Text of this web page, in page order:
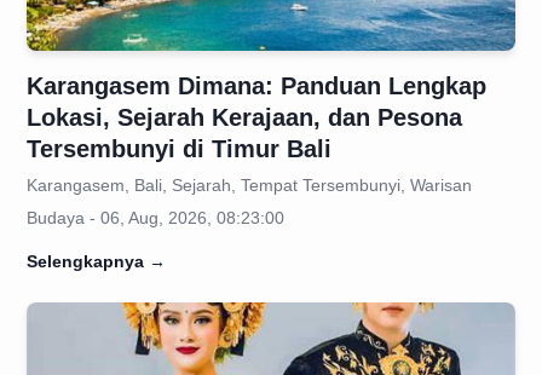
Karangasem Dimana: Panduan Lengkap
Lokasi, Sejarah Kerajaan, dan Pesona
Tersembunyi di Timur Bali
Karangasem, Bali, Sejarah, Tempat Tersembunyi, Warisan
Budaya - 06, Aug, 2026, 08:23:00
Selengkapnya →